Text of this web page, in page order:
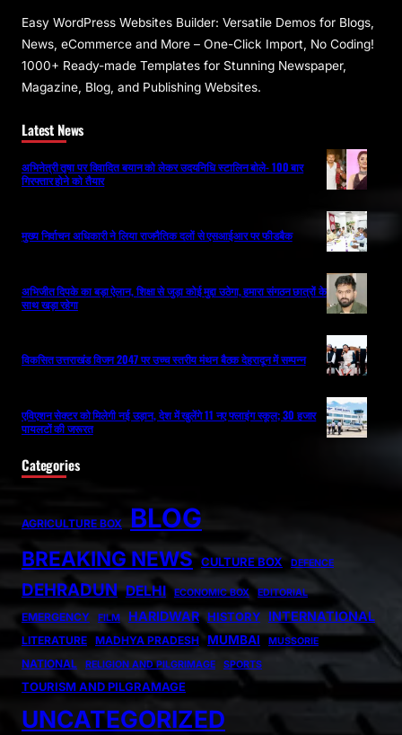
Easy WordPress Websites Builder: Versatile Demos for Blogs,
News, eCommerce and More – One-Click Import, No Coding!
1000+ Ready-made Templates for Stunning Newspaper,
Magazine, Blog, and Publishing Websites.
Latest News
अभिनेत्री तृषा पर विवादित बयान को लेकर उदयनिधि स्टालिन बोले- 100 बार
गिरफ्तार होने को तैयार
मुख्य निर्वाचन अधिकारी ने लिया राजनैतिक दलों से एसआईआर पर फीडबैक
अभिजीत दिपके का बड़ा ऐलान, शिक्षा से जुड़ा कोई मुद्दा उठेगा, हमारा संगठन छात्रों के
साथ खड़ा रहेगा
विकसित उत्तराखंड विजन 2047 पर उच्च स्तरीय मंथन बैठक देहरादून में सम्पन्न
एविएशन सेक्टर को मिलेगी नई उड़ान, देश में खुलेंगे 11 नए फ्लाइंग स्कूल; 30 हजार
पायलटों की जरूरत
Categories
AGRICULTURE BOX BLOG
BREAKING NEWS CULTURE BOX DEFENCE
DEHRADUN DELHI ECONOMIC BOX EDITORIAL
EMERGENCY FILM HARIDWAR HISTORY INTERNATIONAL
LITERATURE MADHYA PRADESH MUMBAI MUSSORIE
NATIONAL RELIGION AND PILGRIMAGE SPORTS
TOURISM AND PILGRAMAGE
UNCATEGORIZED